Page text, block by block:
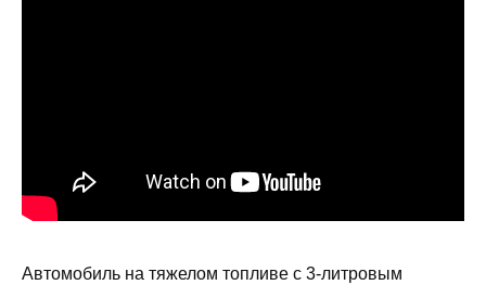
Автомобиль на тяжелом топливе с 3-литровым